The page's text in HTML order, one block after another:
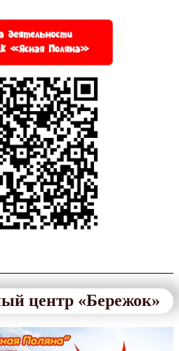
центр «Бережок»